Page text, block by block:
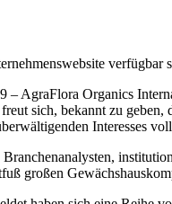
verfügbar
– AgraFlora Organics
sich, bekannt zu
Interesses
großen